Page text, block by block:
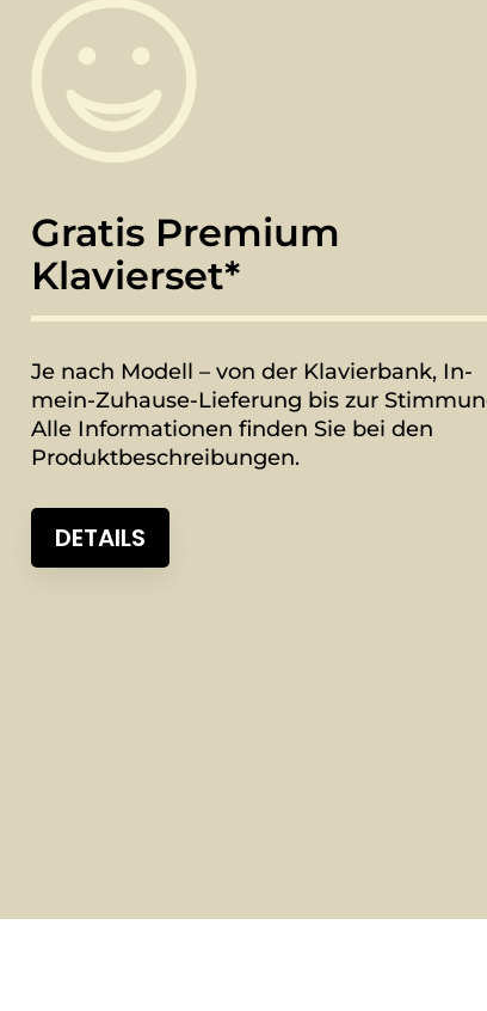
Gratis Premium
Klavierset*
Je nach Modell – von der Klavierbank, In-
mein-Zuhause-Lieferung bis zur
Alle Informationen finden Sie bei den
Produktbeschreibungen.
DETAILS